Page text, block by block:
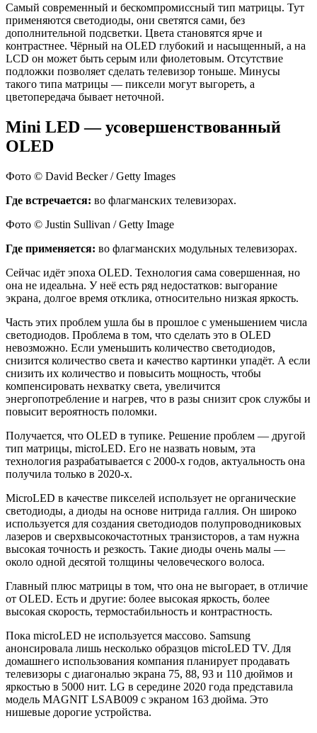
Самый современный и бескомпромиссный тип матрицы. Тут
применяются светодиоды, они светятся сами, без
дополнительной подсветки. Цвета становятся ярче и
контрастнее. Чёрный на OLED глубокий и насыщенный, а на
LCD он может быть серым или фиолетовым. Отсутствие
подложки позволяет сделать телевизор тоньше. Минусы
такого типа матрицы — пиксели могут выгореть, а
цветопередача бывает неточной.
Mini LED — усовершенствованный
OLED
Фото © David Becker / Getty Images
Где встречается: во флагманских телевизорах.
Фото © Justin Sullivan / Getty Image
Где применяется: во флагманских модульных телевизорах.
Сейчас идёт эпоха OLED. Технология сама совершенная, но
она не идеальна. У неё есть ряд недостатков: выгорание
экрана, долгое время отклика, относительно низкая яркость.
Часть этих проблем ушла бы в прошлое с уменьшением числа
светодиодов. Проблема в том, что сделать это в OLED
невозможно. Если уменьшить количество светодиодов,
снизится количество света и качество картинки упадёт. А если
снизить их количество и повысить мощность, чтобы
компенсировать нехватку света, увеличится
энергопотребление и нагрев, что в разы снизит срок службы и
повысит вероятность поломки.
Получается, что OLED в тупике. Решение проблем — другой
тип матрицы, microLED. Его не назвать новым, эта
технология разрабатывается с 2000-х годов, актуальность она
получила только в 2020-х.
MicroLED в качестве пикселей использует не органические
светодиоды, а диоды на основе нитрида галлия. Он широко
используется для создания светодиодов полупроводниковых
лазеров и сверхвысокочастотных транзисторов, а там нужна
высокая точность и резкость. Такие диоды очень малы —
около одной десятой толщины человеческого волоса.
Главный плюс матрицы в том, что она не выгорает, в отличие
от OLED. Есть и другие: более высокая яркость, более
высокая скорость, термостабильность и контрастность.
Пока microLED не используется массово. Samsung
анонсировала лишь несколько образцов microLED TV. Для
домашнего использования компания планирует продавать
телевизоры с диагональю экрана 75, 88, 93 и 110 дюймов и
яркостью в 5000 нит. LG в середине 2020 года представила
модель MAGNIT LSAB009 с экраном 163 дюйма. Это
нишевые дорогие устройства.